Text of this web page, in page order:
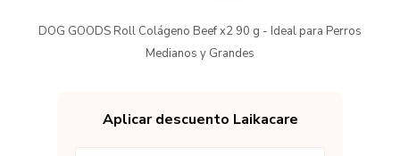
DOG GOODS Roll Colágeno Beef x2 90 g - Ideal para Perros
Medianos y Grandes
Aplicar descuento Laikacare